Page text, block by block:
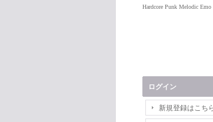
Hardcore Punk Melodic Emo
ログイン
新規登録はこち